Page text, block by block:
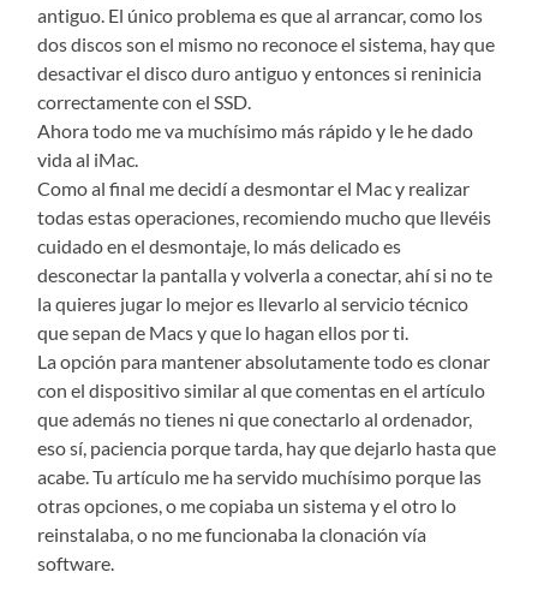
antiguo. El único problema es que al arrancar, como los
dos discos son el mismo no reconoce el sistema, hay que
desactivar el disco duro antiguo y entonces si reninicia
correctamente con el SSD.
Ahora todo me va muchísimo más rápido y le he dado
vida al iMac.
Como al final me decidí a desmontar el Mac y realizar
todas estas operaciones, recomiendo mucho que llevéis
cuidado en el desmontaje, lo más delicado es
desconectar la pantalla y volverla a conectar, ahí si no te
la quieres jugar lo mejor es llevarlo al servicio técnico
que sepan de Macs y que lo hagan ellos por ti.
La opción para mantener absolutamente todo es clonar
con el dispositivo similar al que comentas en el artículo
que además no tienes ni que conectarlo al ordenador,
eso sí, paciencia porque tarda, hay que dejarlo hasta que
acabe. Tu artículo me ha servido muchísimo porque las
otras opciones, o me copiaba un sistema y el otro lo
reinstalaba, o no me funcionaba la clonación vía
software.